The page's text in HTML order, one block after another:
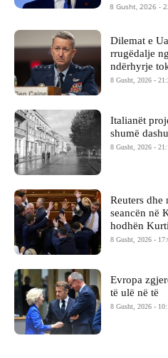
8 Gusht, 2026 -
Dilemat e
rrugëdalje
ndërhyrje
8 Gusht, 2026 -
Italianët
shumë
8 Gusht, 2026 -
Reuters dhe
seancën në
hodhën
8 Gusht, 2026 -
Evropa
të ulë në të
8 Gusht, 2026 -